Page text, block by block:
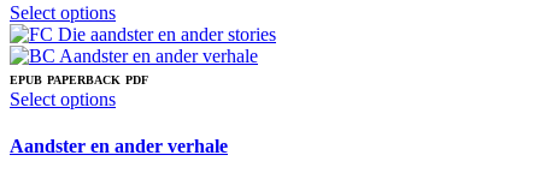
Select optionsThis
product
has
multiple
variants.
options
EPUB PAPERBACK PDF
Select optionsThis
has
Aandster en ander verhale